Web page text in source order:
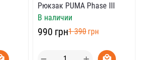
Рюкзак PUMA Phase III
В наличии
‍990‍ грн‍1 390‍ грн